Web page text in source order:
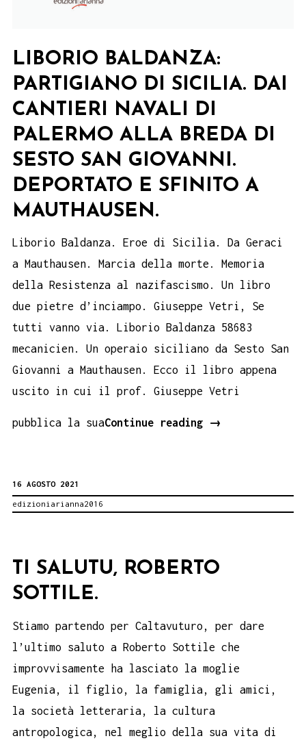
LIBORIO BALDANZA:
PARTIGIANO DI SICILIA. DAI
CANTIERI NAVALI DI
PALERMO ALLA BREDA DI
SESTO SAN GIOVANNI.
DEPORTATO E SFINITO A
MAUTHAUSEN.
Liborio Baldanza. Eroe di Sicilia. Da Geraci
a Mauthausen. Marcia della morte. Memoria
della Resistenza al nazifascismo. Un libro
due pietre d’inciampo. Giuseppe Vetri, Se
tutti vanno via. Liborio Baldanza 58683
mecanicien. Un operaio siciliano da Sesto San
Giovanni a Mauthausen. Ecco il libro appena
uscito in cui il prof. Giuseppe Vetri
pubblica la suaContinue reading
Liborio
Navali
alla
di
Sesto
→
16 AGOSTO 2021
edizioniarianna2016
TI SALUTU, ROBERTO
SOTTILE.
Stiamo partendo per Caltavuturo, per dare
l’ultimo saluto a Roberto Sottile che
improvvisamente ha lasciato la moglie
Eugenia, il figlio, la famiglia, gli amici,
la società letteraria, la cultura
antropologica, nel meglio della sua vita di